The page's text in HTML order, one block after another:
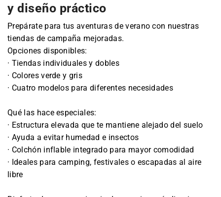
y diseño práctico
Prepárate para tus aventuras de verano con nuestras
tiendas de campaña mejoradas.
Opciones disponibles:
· Tiendas individuales y dobles
· Colores verde y gris
· Cuatro modelos para diferentes necesidades
Qué las hace especiales:
· Estructura elevada que te mantiene alejado del suelo
· Ayuda a evitar humedad e insectos
· Colchón inflable integrado para mayor comodidad
· Ideales para camping, festivales o escapadas al aire
libre